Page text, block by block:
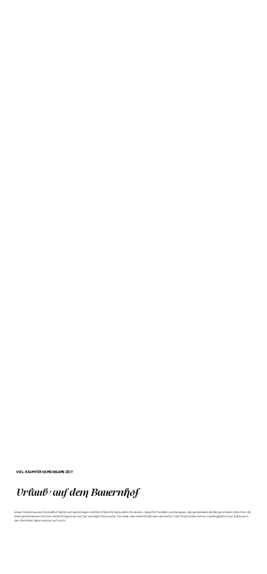
VIEL RAUM FÜR GEMEINSAME ZEIT
Urlaub auf dem Bauernhof
Unser Ferienhaus am Steindlhof bietet auf zwei Etagen reichlich Platz für bis zu zehn Personen – ideal für Familien und Gruppen, die gemeinsam die Berge erleben möchten. Ob
beim gemeinsamen Kochen, beim Entspannen auf der sonnigen Panorama-Terrasse oder beim Entdecken des Hofes – hier findet jeder seinen Lieblingsplatz. Euer Zuhause in
den Sarntaler Alpen wartet auf euch!